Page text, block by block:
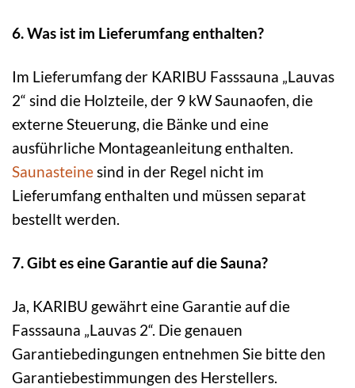
6. Was ist im Lieferumfang enthalten?
Im Lieferumfang der KARIBU Fasssauna „Lauvas
2“ sind die Holzteile, der 9 kW Saunaofen, die
externe Steuerung, die Bänke und eine
ausführliche Montageanleitung enthalten.
Saunasteinesind in der Regel nicht im
Lieferumfang enthalten und müssen separat
bestellt werden.
7. Gibt es eine Garantie auf die Sauna?
Ja, KARIBU gewährt eine Garantie auf die
Fasssauna „Lauvas 2“. Die genauen
Garantiebedingungen entnehmen Sie bitte den
Garantiebestimmungen des Herstellers.